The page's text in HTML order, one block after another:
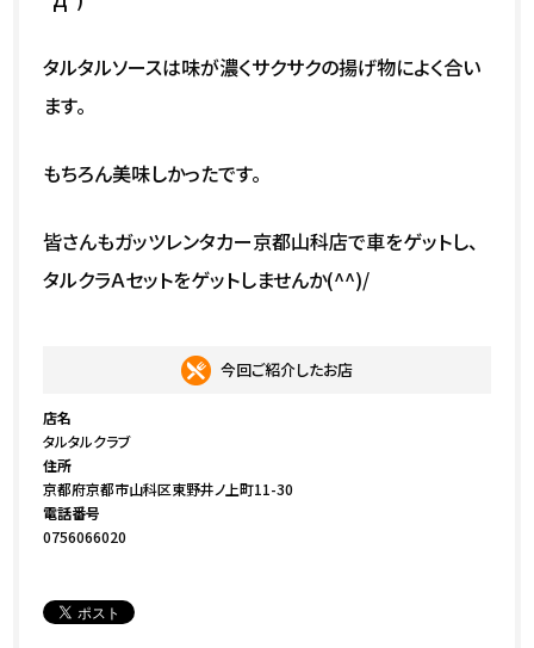
タルタルソースは味が濃くサクサクの揚げ物によく合い
ます。
もちろん美味しかったです。
皆さんもガッツレンタカー京都山科店で車をゲットし、
タルクラＡセットをゲットしませんか(^^)/
今回ご紹介したお店
店名
タルタルクラブ
住所
京都府京都市山科区東野井ノ上町11-30
電話番号
0756066020